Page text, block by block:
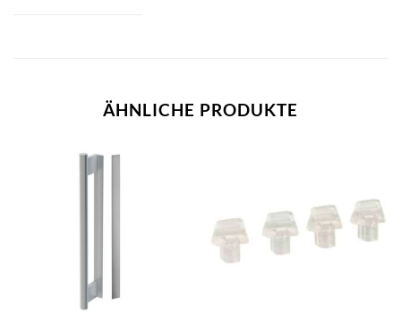
ÄHNLICHE PRODUKTE